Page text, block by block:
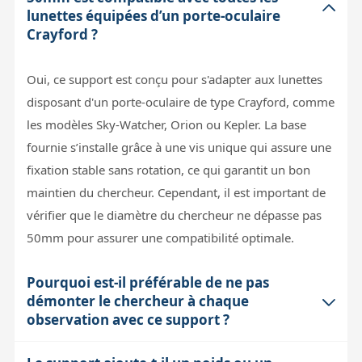
lunettes équipées d’un porte-oculaire
Crayford ?
Oui, ce support est conçu pour s'adapter aux lunettes
disposant d'un porte-oculaire de type Crayford, comme
les modèles Sky-Watcher, Orion ou Kepler. La base
fournie s’installe grâce à une vis unique qui assure une
fixation stable sans rotation, ce qui garantit un bon
maintien du chercheur. Cependant, il est important de
vérifier que le diamètre du chercheur ne dépasse pas
50mm pour assurer une compatibilité optimale.
Pourquoi est-il préférable de ne pas
démonter le chercheur à chaque
observation avec ce support ?